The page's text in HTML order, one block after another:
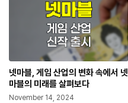
넷마블, 게임 산업의 변화 속에서 넷
마블의 미래를 살펴보다
November 14, 2024